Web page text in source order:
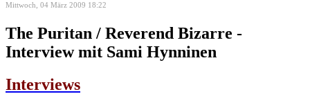
Mittwoch, 04 März 2009 18:22
The Puritan / Reverend Bizarre -
Interview mit Sami Hynninen
Interviews